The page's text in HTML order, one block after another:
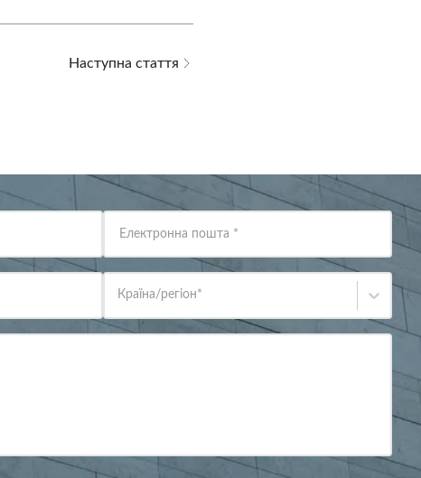
Наступна стаття
Електронна пошта *
Країна/регіон*